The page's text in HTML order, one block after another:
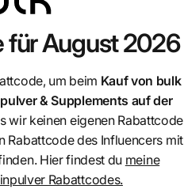
August 2026
um beim Kauf von bulk
& Supplements auf der
wir keinen eigenen Rabattcode
Rabattcode des Influencers mit
Hier findest du meine
Rabattcodes.